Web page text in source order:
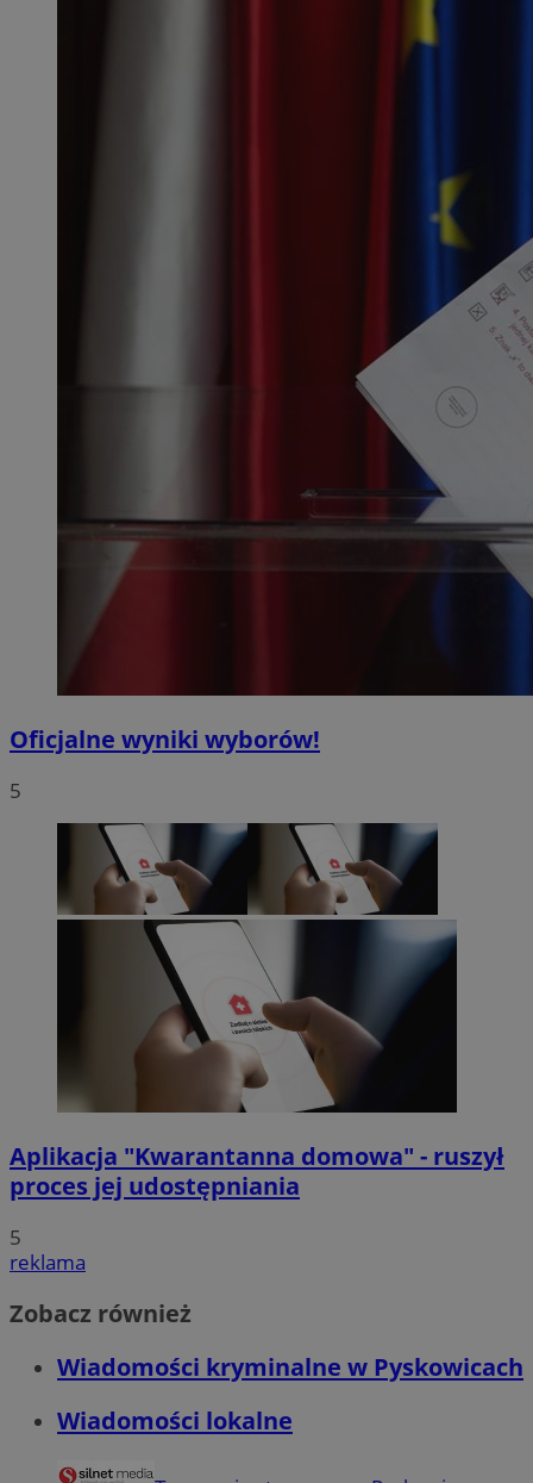
Oficjalne wyniki wyborów!
5
Aplikacja "Kwarantanna domowa" - ruszył
proces jej udostępniania
5
reklama
Zobacz również
Wiadomości kryminalne w Pyskowicach
Wiadomości lokalne